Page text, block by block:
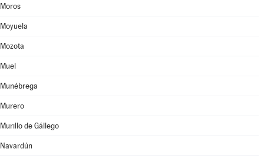
Moros
Moyuela
Mozota
Muel
Munébrega
Murero
Murillo de Gállego
Navardún